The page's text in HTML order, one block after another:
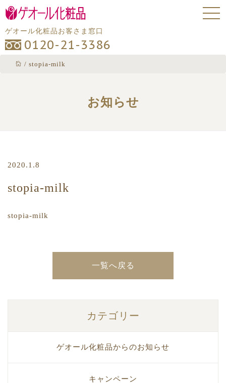
ゲオール化粧品お客さま窓口
0120-21-3386
/ stopia-milk
お知らせ
2020.1.8
stopia-milk
stopia-milk
一覧へ戻る
カテゴリー
ゲオール化粧品からのお知らせ
キャンペーン